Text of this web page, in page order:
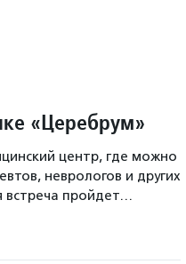
«Церебрум»
центр, где можно
неврологов и других
встреча пройдет…